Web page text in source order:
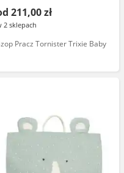
211,00 zł
2 sklepach
Pracz Tornister Trixie Baby